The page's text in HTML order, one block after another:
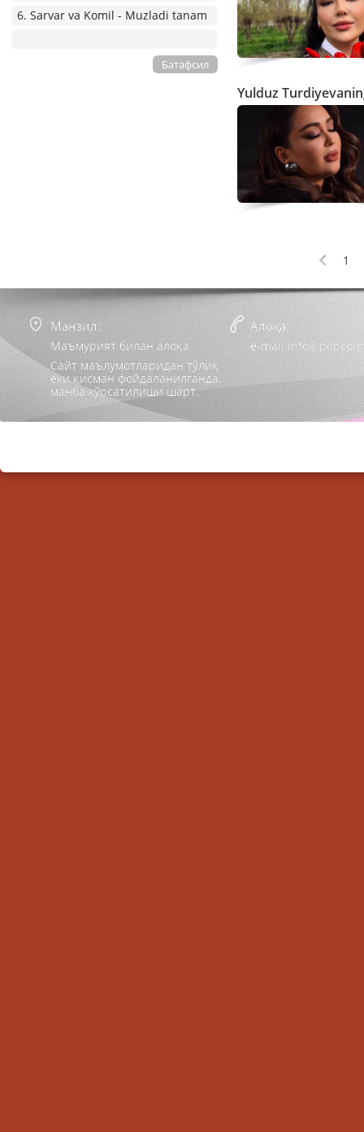
Yulduz
1
6. Sarvar va Komil - Muzladi tanam
Батафсил
Манзил:
Маъмурият билан алоқа
Сайт маълумотларидан тўлиқ
ёки қисман фойдаланилганда,
манба кўрсатилиши шарт.
Алоқа:
e-